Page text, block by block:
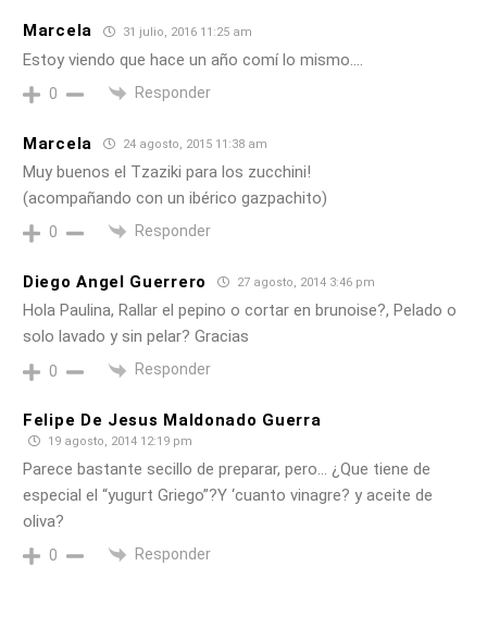
Marcela 31 julio, 2016 11:25 am
Estoy viendo que hace un año comí lo mismo….
0 Responder
Marcela 24 agosto, 2015 11:38 am
Muy buenos el Tzaziki para los zucchini!
(acompañando con un ibérico gazpachito)
0 Responder
Diego Angel Guerrero 27 agosto, 2014 3:46 pm
Hola Paulina, Rallar el pepino o cortar en brunoise?, Pelado o
solo lavado y sin pelar? Gracias
0 Responder
Felipe De Jesus Maldonado Guerra
19 agosto, 2014 12:19 pm
Parece bastante secillo de preparar, pero… ¿Que tiene de
especial el “yugurt Griego”?Y ‘cuanto vinagre? y aceite de
oliva?
0 Responder